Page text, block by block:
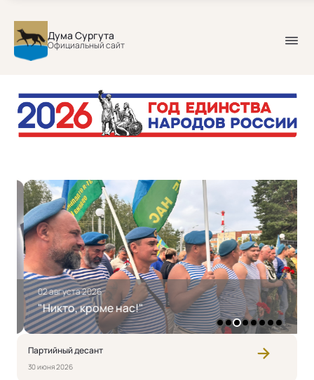
Дума Сургута
Официальный сайт
02 августа 2026
"Никто, кроме нас!"
1 2 3 4 5 6 7 8
Партийный десант
30 июня 2026